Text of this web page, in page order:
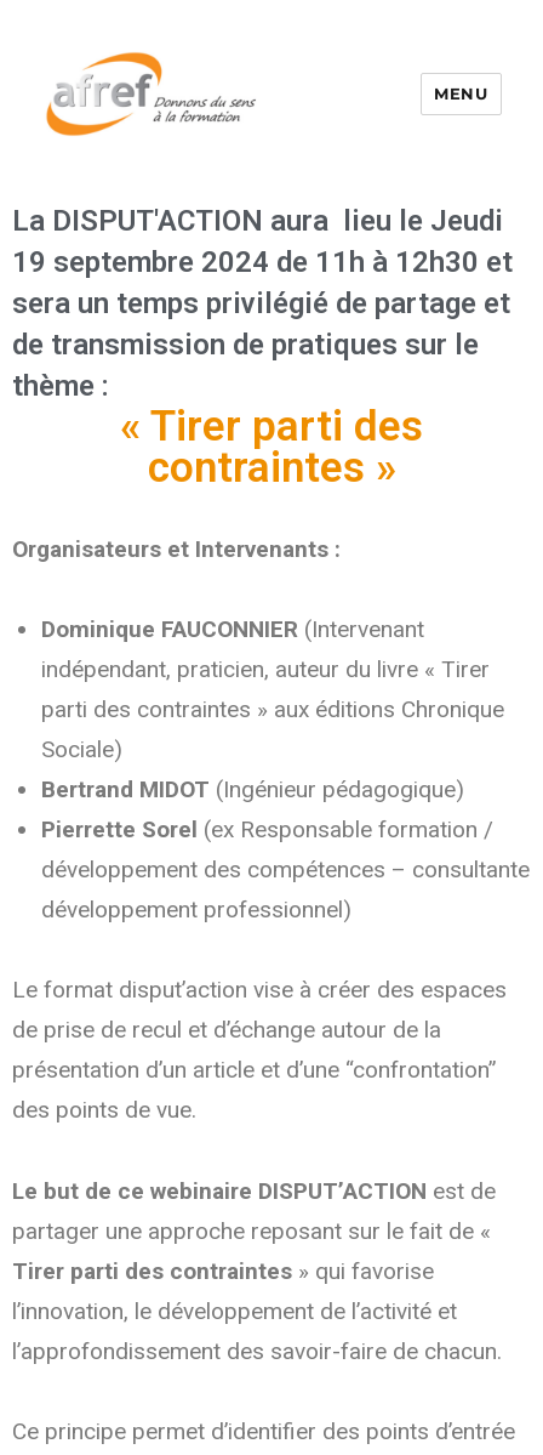
MENU
La DISPUT'ACTION aura lieu le Jeudi
19 septembre 2024 de 11h à 12h30 et
sera un temps privilégié de partage et
de transmission de pratiques sur le
thème :
« Tirer parti des
contraintes »
Organisateurs et Intervenants :
Dominique FAUCONNIER(Intervenant
indépendant, praticien, auteur du livre « Tirer
parti des contraintes » aux éditions Chronique
Sociale)
Bertrand MIDOT (Ingénieur pédagogique)
Pierrette Sorel (ex Responsable formation /
développement des compétences – consultante
développement professionnel)
Le format disput’action vise à créer des espaces
de prise de recul et d’échange autour de la
présentation d’un article et d’une “confrontation”
des points de vue.
Le but de ce webinaire DISPUT’ACTION est de
partager une approche reposant sur le fait de «
Tirer parti des contraintes » qui favorise
l’innovation, le développement de l’activité et
l’approfondissement des savoir-faire de chacun.
Ce principe permet d’identifier des points d’entrée